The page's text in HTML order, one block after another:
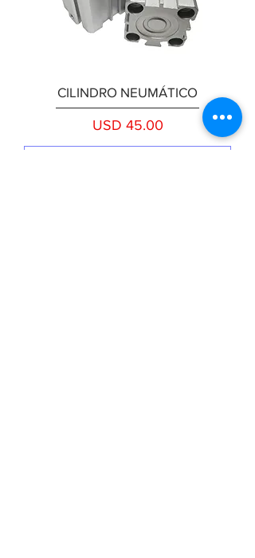
CILINDRO NEUMÁTICO
Precio
USD 45.00